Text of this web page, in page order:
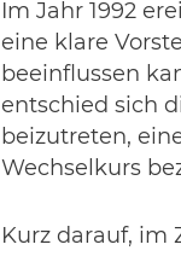
Im Jahr 1992
eine klare
beeinflussen
entschied sich
beizutreten,
Wechselkurs
Kurz darauf, im